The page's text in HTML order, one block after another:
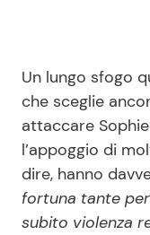
Un lungo sfogo
che sceglie
attaccare
l’appoggio di
dire, hanno
fortuna tante
subito violenza